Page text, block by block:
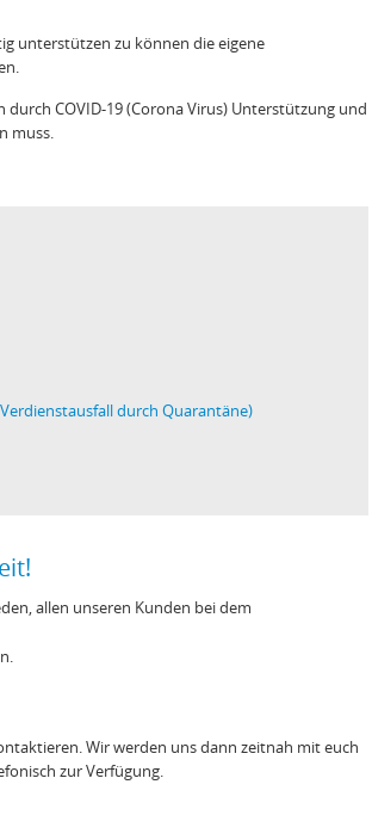
unterstützen zu können die eigene
COVID-19 (Corona Virus) Unterstützung und
muss.
durch Quarantäne)
allen unseren Kunden bei dem
Wir werden uns dann zeitnah mit euch
zur Verfügung.